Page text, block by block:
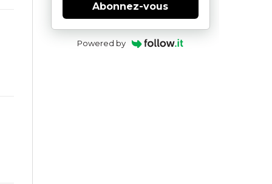
Abonnez-vous
Powered by